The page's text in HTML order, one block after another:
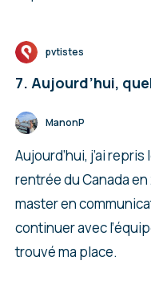
pvtistes
7. Aujourd’hui,
ManonP
Aujourd’hui, j’ai
rentrée du Canada en
master en
continuer avec
trouvé ma place.